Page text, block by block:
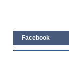
Facebook